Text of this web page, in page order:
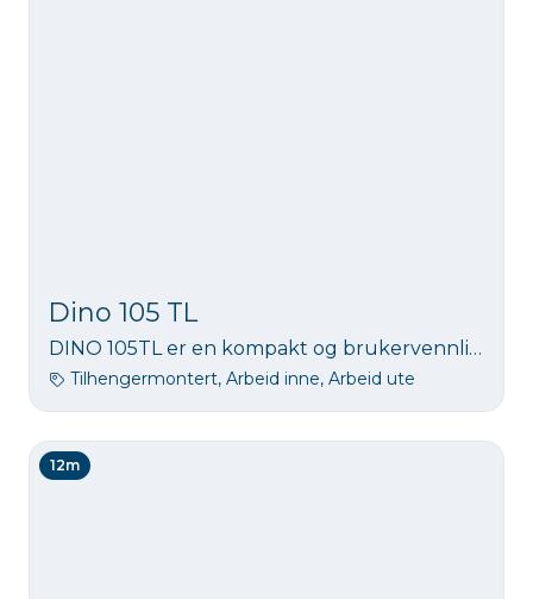
Dino 105 TL
DINO 105TL er en kompakt og brukervennlig tilhengerlift med 10,5 meters arbeidshøyde. Den er lett å håndtere og gir sikker tilgang til arbeid i høyden, perfekt for både privatpersoner og profesjonelle som trenger en enkel løsning.
Tilhengermontert, Arbeid inne, Arbeid ute
12m